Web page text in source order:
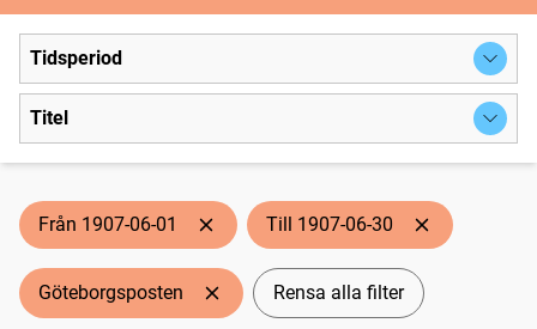
Tidsperiod
Titel
Från 1907-06-01 Till 1907-06-30
Göteborgsposten Rensa alla filter